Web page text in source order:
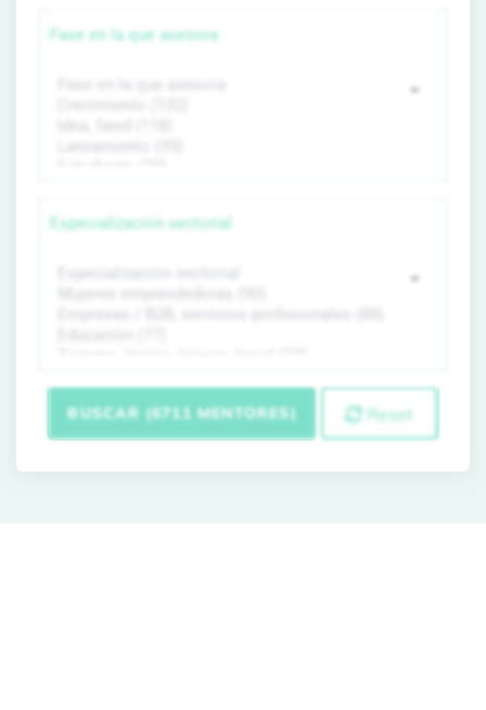
Fase en la que asesora
Especialización sectorial
BUSCAR (6711 MENTORES) Reset